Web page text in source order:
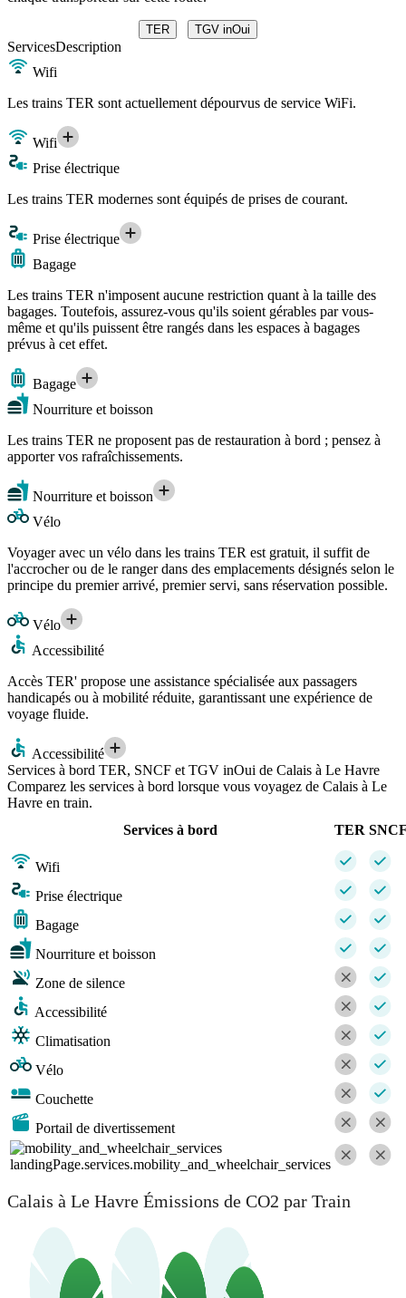
TER TGV inOui
ServicesDescription
Wifi
Les trains TER sont actuellement dépourvus de service WiFi.
Wifi
Prise électrique
Les trains TER modernes sont équipés de prises de courant.
Prise électrique
Bagage
Les trains TER n'imposent aucune restriction quant à la taille des
bagages. Toutefois, assurez-vous qu'ils soient gérables par vous-
même et qu'ils puissent être rangés dans les espaces à bagages
prévus à cet effet.
Bagage
Nourriture et boisson
Les trains TER ne proposent pas de restauration à bord ; pensez à
apporter vos rafraîchissements.
Nourriture et boisson
Vélo
Voyager avec un vélo dans les trains TER est gratuit, il suffit de
l'accrocher ou de le ranger dans des emplacements désignés selon le
principe du premier arrivé, premier servi, sans réservation possible.
Vélo
Accessibilité
Accès TER' propose une assistance spécialisée aux passagers
handicapés ou à mobilité réduite, garantissant une expérience de
voyage fluide.
Accessibilité
Services à bord TER, SNCF et TGV inOui de Calais à Le Havre
Comparez les services à bord lorsque vous voyagez de Calais à Le
Havre en train.
Services à bord
TER
Wifi
Prise électrique
Bagage
Nourriture et boisson
Zone de silence
Accessibilité
Climatisation
Vélo
Couchette
Portail de divertissement
landingPage.services.mobility_and_wheelchair_services
Calais à Le Havre Émissions de CO2 par Train